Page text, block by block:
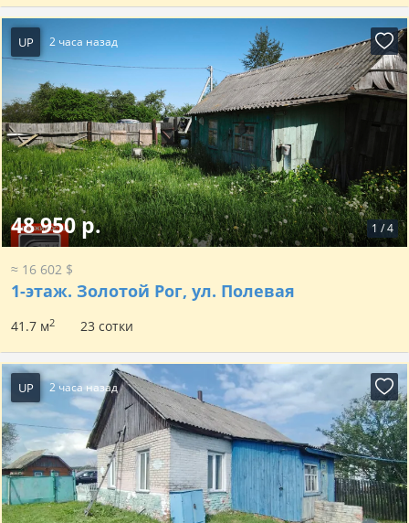
UP 2 часа назад
1 /4
48 950 р.
≈ 16 602 $
1-этаж. Золотой Рог, ул. Полевая
41.7 м2 23 сотки
UP 2 часа назад